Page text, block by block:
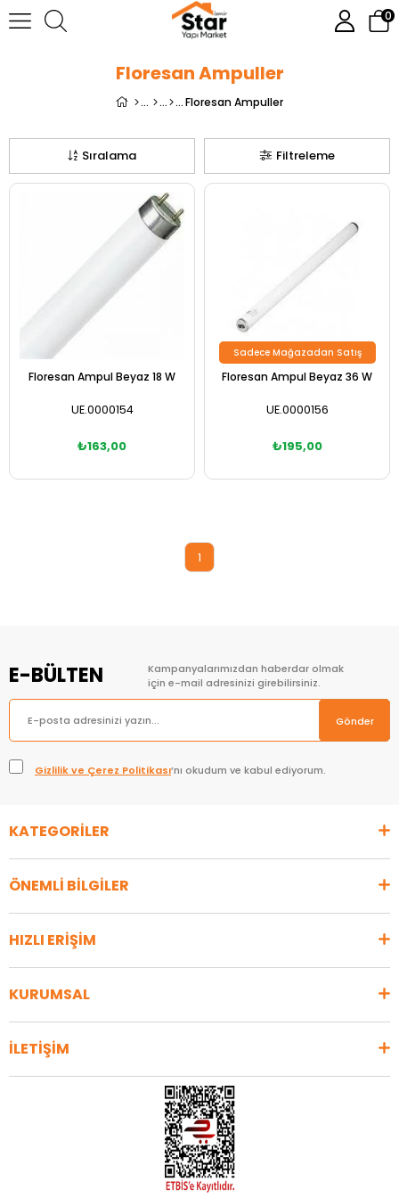
0
Floresan Ampuller
Floresan Ampuller
Filtreleme
Sıralama
Floresan Ampul Beyaz 18 W
UE.0000154
₺163,00
Floresan Ampul Beyaz 36 W
UE.0000156
₺195,00
Sadece Mağazadan Satış
1
E-BÜLTEN
Kampanyalarımızdan haberdar olmak
için e-mail adresinizi girebilirsiniz.
Gönder
Gizlilik ve Çerez Politikası’nı okudum ve kabul ediyorum.
KATEGORİLER
ÖNEMLİ BİLGİLER
HIZLI ERİŞİM
KURUMSAL
İLETİŞİM